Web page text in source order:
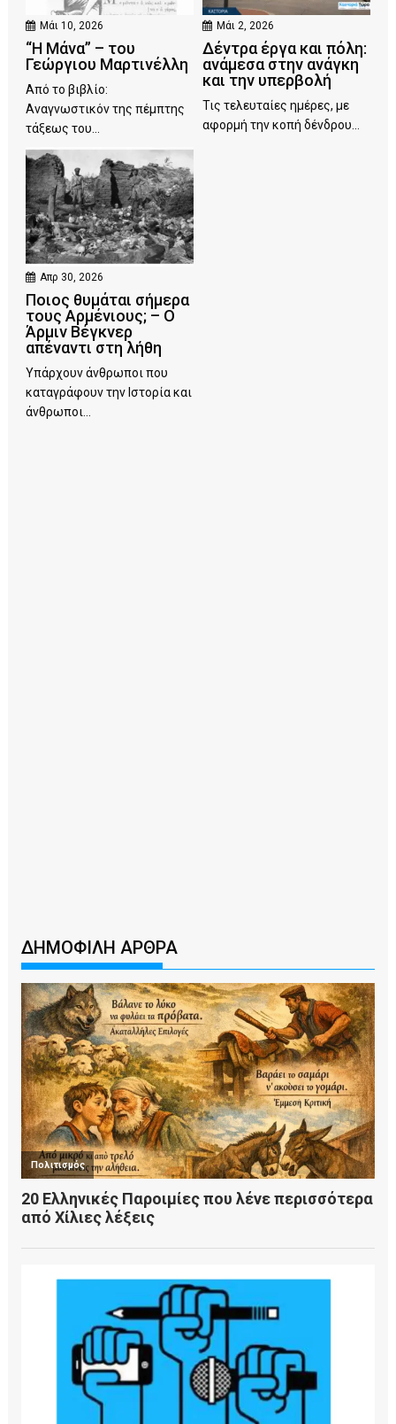
Μάι 10, 2026
“Η Μάνα” – του
Γεώργιου Μαρτινέλλη
Από το βιβλίο:
Αναγνωστικόν της πέμπτης
τάξεως του...
Μάι 2, 2026
Δέντρα έργα και πόλη:
ανάμεσα στην ανάγκη
και την υπερβολή
Τις τελευταίες ημέρες, με
αφορμή την κοπή δένδρου...
Απρ 30, 2026
Ποιος θυμάται σήμερα
τους Αρμένιους; – Ο
Άρμιν Βέγκνερ
απέναντι στη λήθη
Υπάρχουν άνθρωποι που
καταγράφουν την Ιστορία και
άνθρωποι...
ΔΗΜΟΦΙΛΗ ΑΡΘΡΑ